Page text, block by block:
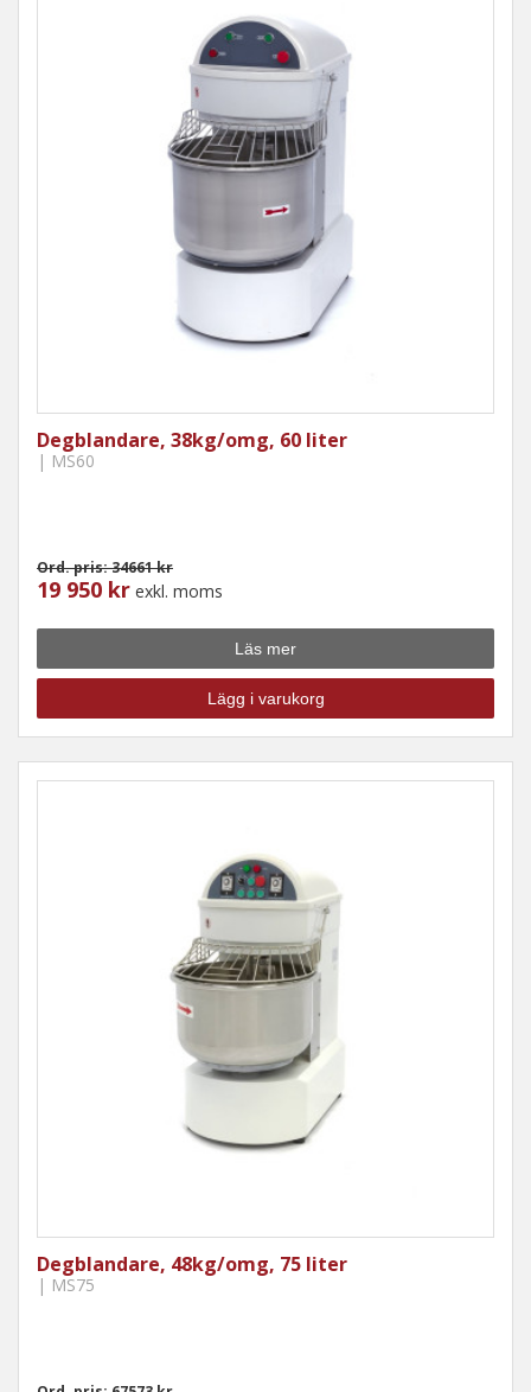
Degblandare, 38kg/omg, 60 liter
| MS60
Ord. pris: 34661 kr
19 950 kr exkl. moms
Läs mer
Lägg i varukorg
Degblandare, 48kg/omg, 75 liter
| MS75